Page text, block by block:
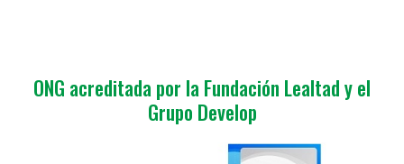
ONG acreditada por la Fundación Lealtad y el
Grupo Develop